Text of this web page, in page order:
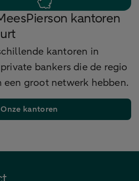
kantoren
kantoren in
bankers die de regio
een groot netwerk hebben.
Onze kantoren